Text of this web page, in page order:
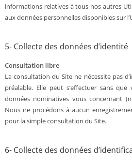
informations relatives à tous nos autres
aux données personnelles disponibles sur
5- Collecte des données d’identité
Consultation libre
La consultation du Site ne nécessite pas
préalable. Elle peut s’effectuer sans
données nominatives vous concernant
Nous ne procédons à aucun
pour la simple consultation du Site.
6- Collecte des données